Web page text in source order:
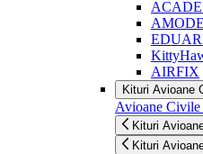
AIRFIX
Kituri Avioane
Avioane Civile
Kituri
Kituri